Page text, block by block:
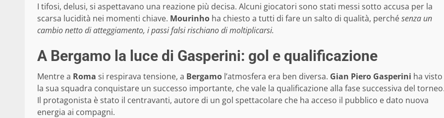
I tifosi, delusi, si aspettavano una reazione più decisa. Alcuni giocatori sono stati messi sotto accusa per la
scarsa lucidità nei momenti chiave. Mourinho ha chiesto a tutti di fare un salto di qualità, perchésenza un
cambio netto di atteggiamento, i passi falsi rischiano di moltiplicarsi.
A Bergamo la luce di Gasperini: gol e qualificazione
Mentre a Roma si respirava tensione, a Bergamo l’atmosfera era ben diversa. Gian Piero Gasperini ha visto
la sua squadra conquistare un successo importante, che vale la qualificazione alla fase successiva del
Il protagonista è stato il centravanti, autore di un gol spettacolare che ha acceso il pubblico e dato nuova
energia ai compagni.